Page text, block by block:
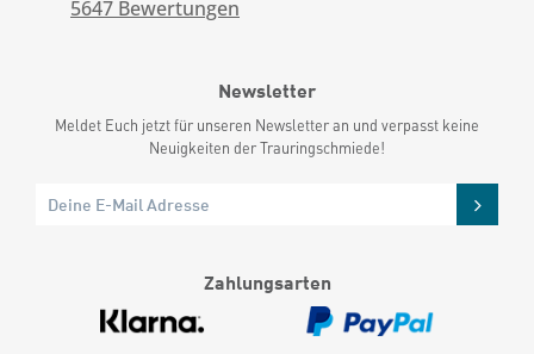
5647 Bewertungen
Newsletter
Meldet Euch jetzt für unseren Newsletter an und verpasst keine
Neuigkeiten der Trauringschmiede!
Zahlungsarten